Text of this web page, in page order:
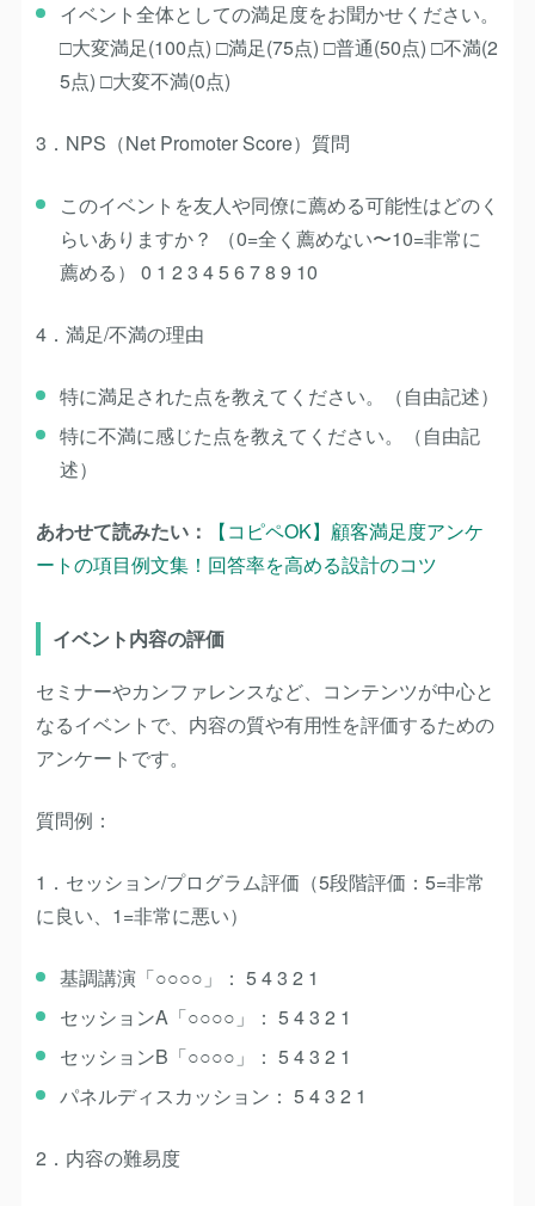
イベント全体としての満足度をお聞かせください。
□大変満足(100点) □満足(75点) □普通(50点) □不満(2
5点) □大変不満(0点)
3．NPS（Net Promoter Score）質問
このイベントを友人や同僚に薦める可能性はどのく
らいありますか？ （0=全く薦めない〜10=非常に
薦める） 0 1 2 3 4 5 6 7 8 9 10
4．満足/不満の理由
特に満足された点を教えてください。（自由記述）
特に不満に感じた点を教えてください。（自由記
述）
あわせて読みたい：
【コピペOK】顧客満足度アンケ
ートの項目例文集！回答率を高める設計のコツ
イベント内容の評価
セミナーやカンファレンスなど、コンテンツが中心と
なるイベントで、内容の質や有用性を評価するための
アンケートです。
質問例：
1．セッション/プログラム評価 （5段階評価：5=非常
に良い、1=非常に悪い）
基調講演「○○○○」： 5 4 3 2 1
セッションA「○○○○」： 5 4 3 2 1
セッションB「○○○○」： 5 4 3 2 1
パネルディスカッション： 5 4 3 2 1
2．内容の難易度